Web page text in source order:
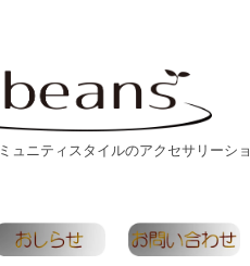
ュニティスタイルのアクセサリーショ